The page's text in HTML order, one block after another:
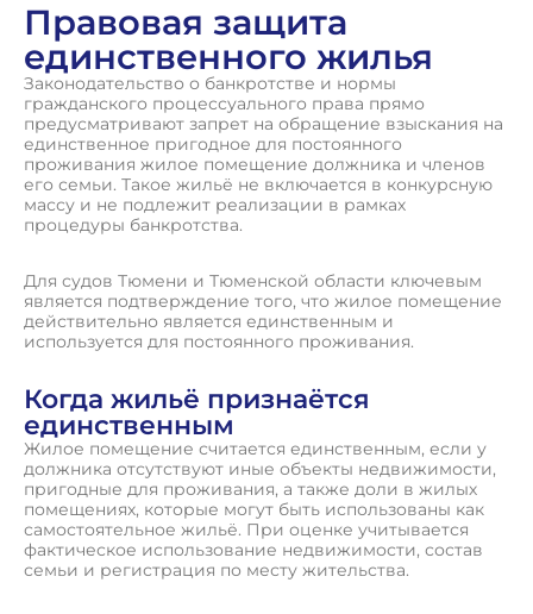
Правовая защита
единственного жилья
Законодательство о банкротстве и нормы
гражданского процессуального права прямо
предусматривают запрет на обращение взыскания на
единственное пригодное для постоянного
проживания жилое помещение должника и членов
его семьи. Такое жильё не включается в конкурсную
массу и не подлежит реализации в рамках
процедуры банкротства.
Для судов Тюмени и Тюменской области ключевым
является подтверждение того, что жилое помещение
действительно является единственным и
используется для постоянного проживания.
Когда жильё признаётся
единственным
Жилое помещение считается единственным, если у
должника отсутствуют иные объекты недвижимости,
пригодные для проживания, а также доли в жилых
помещениях, которые могут быть использованы как
самостоятельное жильё. При оценке учитывается
фактическое использование недвижимости, состав
семьи и регистрация по месту жительства.